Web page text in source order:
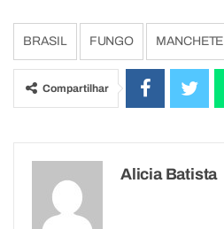
BRASIL FUNGO MANCHETE
Compartilhar
Alicia Batista